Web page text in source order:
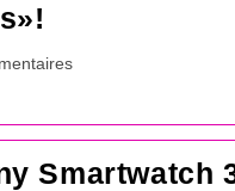
Smartwatch